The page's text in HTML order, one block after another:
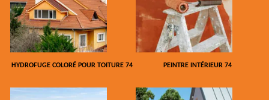
HYDROFUGE COLORÉ POUR TOITURE 74 PEINTRE INTÉRIEUR 74